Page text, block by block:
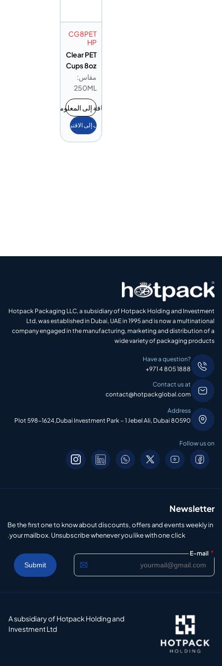
CG8PET
HP
Clear PET
Cups 8oz
مقاس:
250ML
إضافة إلى المعلومات
أضف إلى الاقتباس
Hotpack Packaging LLC, a subsidiary of Hotpack Holding and Investment
Ltd, was established in Dubai, UAE in 1995 and is now a multinational
company engaged in the manufacturing, marketing and distribution of a
wide variety of packaging products
Have a question?
+971 4 805 1888
Contact us at
contact@hotpackglobal.com
Address
Plot 598-1624,Dubai Investment Park – 1 Jebel Ali, Dubai 80590
Follow us on
Newsletter
Be the first one to know about discounts, offers and events weekly in
your mailbox. Unsubscribe whenever you like with one click.
E-mail *
A subsidiary of Hotpack Holding and
Investment Ltd